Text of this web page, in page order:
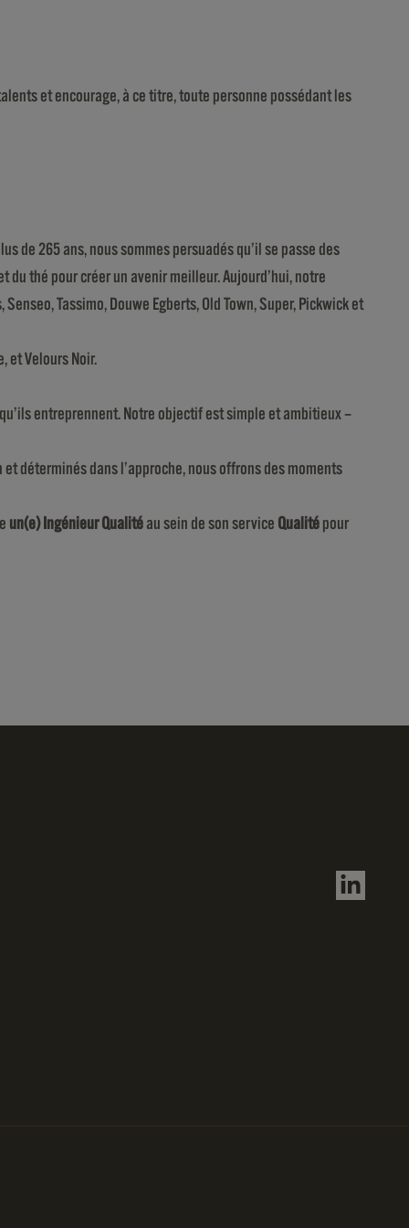
et encourage, à ce titre, toute personne possédant les
de 265 ans, nous sommes persuadés qu’il se passe des
thé pour créer un avenir meilleur. Aujourd’hui, notre
Tassimo, Douwe Egberts, Old Town, Super, Pickwick et
et Velours Noir.
entreprennent. Notre objectif est simple et ambitieux –
déterminés dans l’approche, nous offrons des moments
un(e) Ingénieur Qualité au sein de son service Qualité pour